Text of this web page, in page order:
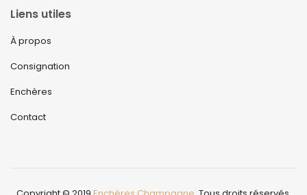
Liens utiles
À propos
Consignation
Enchères
Contact